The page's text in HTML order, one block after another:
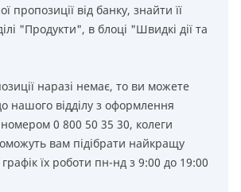
пропозиції від банку, знайти її
"Продукти", в блоці "Швидкі дії та
наразі немає, то ви можете
нашого відділу з оформлення
номером 0 800 50 35 30, колеги
вам підібрати найкращу
їх роботи пн-нд з 9:00 до 19:00